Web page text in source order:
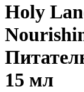
Holy
15 мл